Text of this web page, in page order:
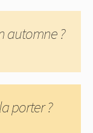
automne ?
porter ?